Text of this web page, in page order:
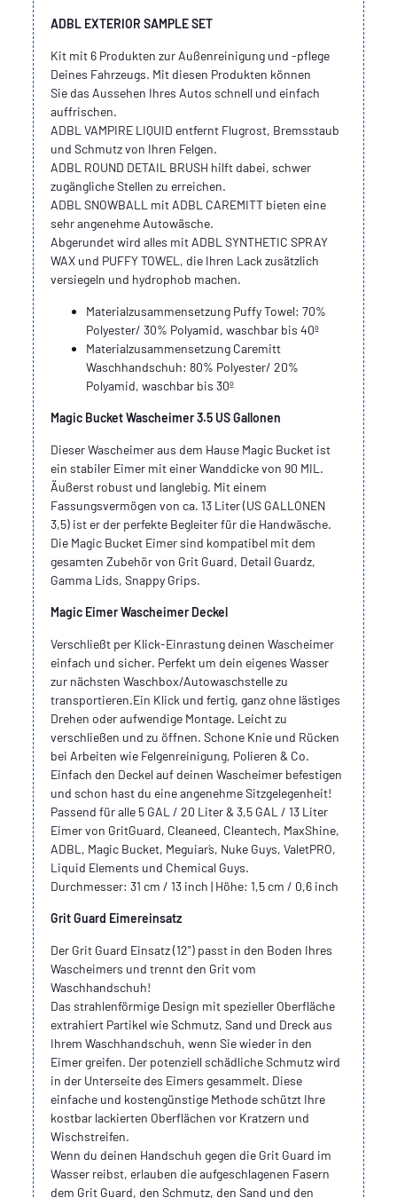
ADBL EXTERIOR SAMPLE SET
Kit mit 6 Produkten zur Außenreinigung und -pflege
Deines Fahrzeugs. Mit diesen Produkten können
Sie das Aussehen Ihres Autos schnell und einfach
auffrischen.
ADBL VAMPIRE LIQUID entfernt Flugrost, Bremsstaub
und Schmutz von Ihren Felgen.
ADBL ROUND DETAIL BRUSH hilft dabei, schwer
zugängliche Stellen zu erreichen.
ADBL SNOWBALL mit ADBL CAREMITT bieten eine
sehr angenehme Autowäsche.
Abgerundet wird alles mit ADBL SYNTHETIC SPRAY
WAX und PUFFY TOWEL, die Ihren Lack zusätzlich
versiegeln und hydrophob machen.
Materialzusammensetzung Puffy Towel: 70%
Polyester/ 30% Polyamid, waschbar bis 40º
Materialzusammensetzung Caremitt
Waschhandschuh: 80% Polyester/ 20%
Polyamid, waschbar bis 30º
Magic Bucket Wascheimer 3.5 US Gallonen
Dieser Wascheimer aus dem Hause Magic Bucket ist
ein stabiler Eimer mit einer Wanddicke von 90 MIL.
Äußerst robust und langlebig. Mit einem
Fassungsvermögen von ca. 13 Liter (US GALLONEN
3,5) ist er der perfekte Begleiter für die Handwäsche.
Die Magic Bucket Eimer sind kompatibel mit dem
gesamten Zubehör von Grit Guard, Detail Guardz,
Gamma Lids, Snappy Grips.
Magic Eimer Wascheimer Deckel
Verschließt per Klick-Einrastung deinen Wascheimer
einfach und sicher. Perfekt um dein eigenes Wasser
zur nächsten Waschbox/Autowaschstelle zu
transportieren.Ein Klick und fertig, ganz ohne lästiges
Drehen oder aufwendige Montage. Leicht zu
verschließen und zu öffnen. Schone Knie und Rücken
bei Arbeiten wie Felgenreinigung, Polieren & Co.
Einfach den Deckel auf deinen Wascheimer befestigen
und schon hast du eine angenehme Sitzgelegenheit!
Passend für alle 5 GAL / 20 Liter & 3,5 GAL / 13 Liter
Eimer von GritGuard, Cleaneed, Cleantech, MaxShine,
ADBL, Magic Bucket, Meguiar´s, Nuke Guys, ValetPRO,
Liquid Elements und Chemical Guys.
Durchmesser: 31 cm / 13 inch | Höhe: 1,5 cm / 0,6 inch
Grit Guard Eimereinsatz
Der Grit Guard Einsatz (12") passt in den Boden Ihres
Wascheimers und trennt den Grit vom
Waschhandschuh!
Das strahlenförmige Design mit spezieller Oberfläche
extrahiert Partikel wie Schmutz, Sand und Dreck aus
Ihrem Waschhandschuh, wenn Sie wieder in den
Eimer greifen. Der potenziell schädliche Schmutz wird
in der Unterseite des Eimers gesammelt. Diese
einfache und kostengünstige Methode schützt Ihre
kostbar lackierten Oberflächen vor Kratzern und
Wischstreifen.
Wenn du deinen Handschuh gegen die Grit Guard im
Wasser reibst, erlauben die aufgeschlagenen Fasern
dem Grit Guard, den Schmutz, den Sand und den